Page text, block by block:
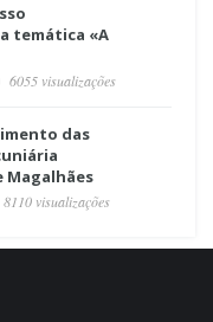
temática «A
6055 visualizações
das
Magalhães
8110 visualizações